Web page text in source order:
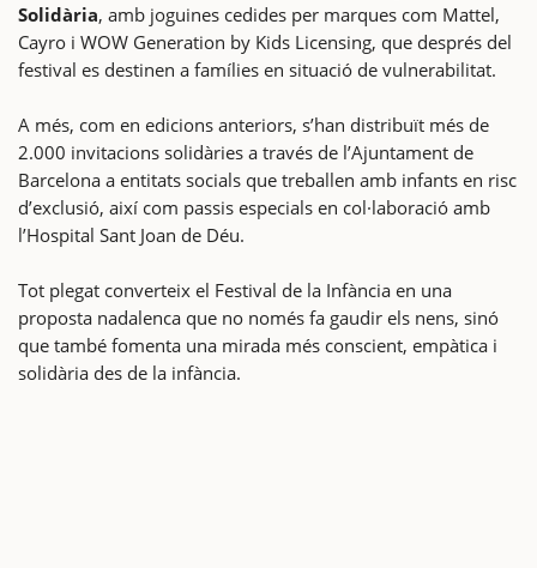
Solidària, amb joguines cedides per marques com Mattel,
Cayro i WOW Generation by Kids Licensing, que després del
festival es destinen a famílies en situació de vulnerabilitat.
A més, com en edicions anteriors, s’han distribuït més de
2.000 invitacions solidàries a través de l’Ajuntament de
Barcelona a entitats socials que treballen amb infants en risc
d’exclusió, així com passis especials en col·laboració amb
l’Hospital Sant Joan de Déu.
Tot plegat converteix el Festival de la Infància en una
proposta nadalenca que no només fa gaudir els nens, sinó
que també fomenta una mirada més conscient, empàtica i
solidària des de la infància.